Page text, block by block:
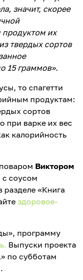
значит, скорее
их
твердых сортов
15 граммов».
то спагетти
продуктам:
сортов
при варке их вес
калорийность
Виктором
с соусом
разделе «Книга
здоровое-
программу
Выпуски проекта
по субботам